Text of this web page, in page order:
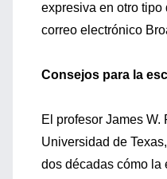
expresiva en otro tipo
correo electrónico
Consejos para la
El profesor James W.
Universidad de
dos décadas cómo la